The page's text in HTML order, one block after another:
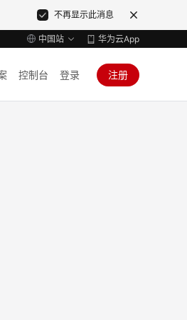
不再显示此消息
中国站 华为云App
控制台 登录 注册